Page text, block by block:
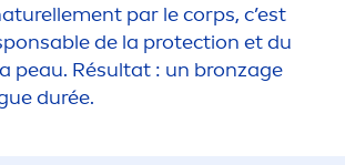
ment par le corps, c’est
de la protection et du
peau. Résultat : un bronzage
durée.